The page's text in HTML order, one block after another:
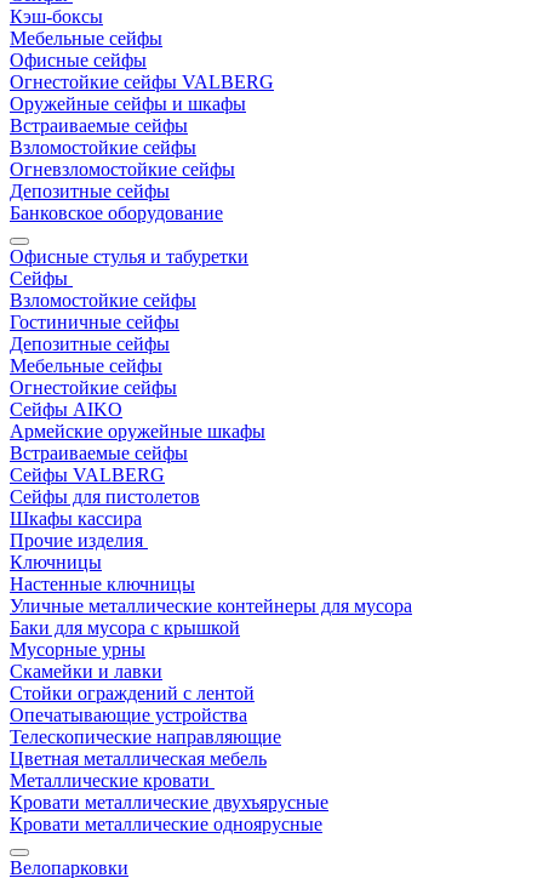
Кэш-боксы
Мебельные сейфы
Офисные сейфы
Огнестойкие сейфы VALBERG
Оружейные сейфы и шкафы
Встраиваемые сейфы
Взломостойкие сейфы
Огневзломостойкие сейфы
Депозитные сейфы
Банковское оборудование
Офисные стулья и табуретки
Сейфы
Взломостойкие сейфы
Гостиничные сейфы
Депозитные сейфы
Мебельные сейфы
Огнестойкие сейфы
Сейфы AIKO
Армейские оружейные шкафы
Встраиваемые сейфы
Сейфы VALBERG
Сейфы для пистолетов
Шкафы кассира
Прочие изделия
Ключницы
Настенные ключницы
Уличные металлические контейнеры для мусора
Баки для мусора с крышкой
Мусорные урны
Скамейки и лавки
Стойки ограждений с лентой
Опечатывающие устройства
Телескопические направляющие
Цветная металлическая мебель
Металлические кровати
Кровати металлические двухъярусные
Кровати металлические одноярусные
Велопарковки